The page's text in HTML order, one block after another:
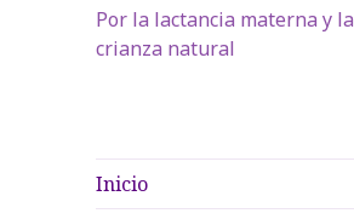
Por la lactancia materna y la
crianza natural
Inicio